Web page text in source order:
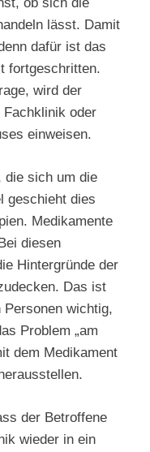
lässt. Damit
dafür ist das
fortgeschritten.
wird der
Fachklinik oder
einweisen.
die sich um die
geschieht dies
Medikamente
diesen
Hintergründe der
Das ist
wichtig,
Problem „am
dem Medikament
der Betroffene
wieder in ein